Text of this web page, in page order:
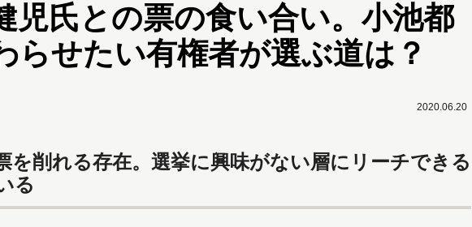
児氏との票の食い合い。小池都
らせたい有権者が選ぶ道は？
2020.06.20
を削れる存在。選挙に興味がない層にリーチできる
る